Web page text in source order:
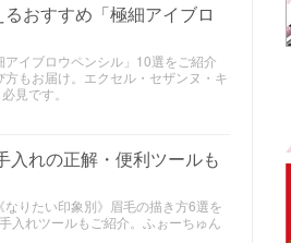
おすすめ「極細アイブロ
イブロウペンシル」10選をご紹介
もお届け。エクセル・セザンヌ・キ
見です。
入れの正解・便利ツールも
りたい印象別》眉毛の描き方6選を
入れツールもご紹介。ふぉーちゅん